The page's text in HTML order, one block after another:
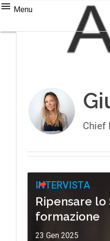
Menu
Chief
INTERVISTA
Ripensare
formazione
23 Gen 2025